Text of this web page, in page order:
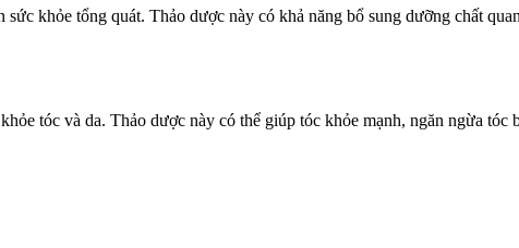
khỏe tổng quát. Thảo dược này có khả năng bổ sung dưỡng chất
tóc và da. Thảo dược này có thể giúp tóc khỏe mạnh, ngăn ngừa tóc